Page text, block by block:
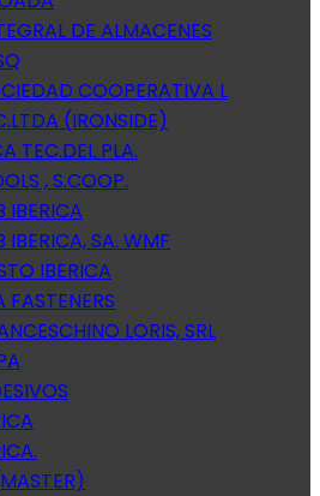
DE ALMACENES
COOPERATIVA L
(IRONSIDE)
TEC.DEL PLA.
, S.COOP.
IBERICA
IBERICA, SA. WMF
IBERICA
FASTENERS
LORIS, SRL